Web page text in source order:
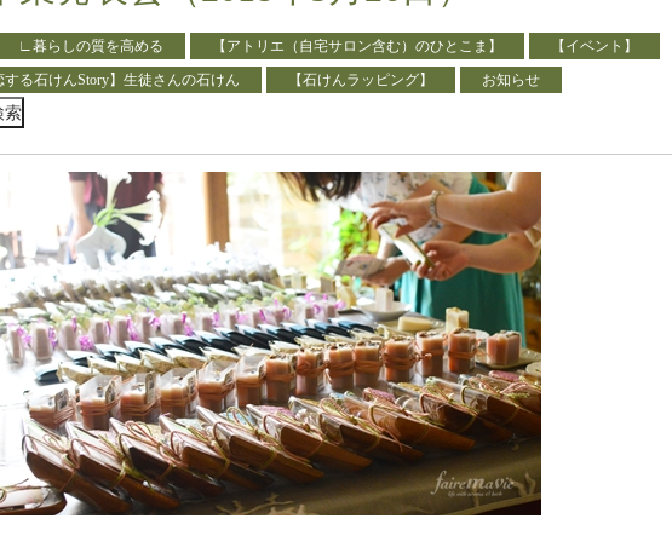
∟暮らしの質を高める 【アトリエ（自宅サロン含む）のひとこま】
【イベント】
する石けんStory】生徒さんの石けん 【石けんラッピング】 お知らせ